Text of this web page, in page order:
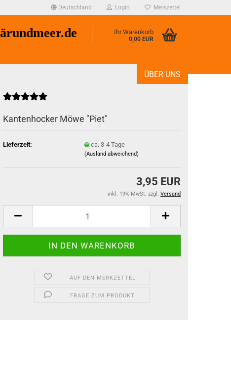
Deutschland Login Merkzettel
Ihr Warenkorb
0,00 EUR
ÜBER UNS
Kantenhocker Möwe "Piet"
Lieferzeit: ca. 3-4 Tage
(Ausland abweichend)
3,95 EUR
inkl. 19% MwSt. zzgl. Versand
AUF DEN MERKZETTEL
FRAGE ZUM PRODUKT